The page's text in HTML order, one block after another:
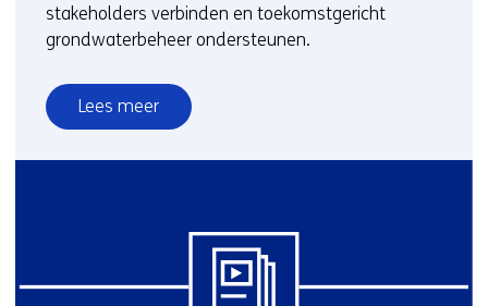
stakeholders verbinden en toekomstgericht
grondwaterbeheer ondersteunen.
Lees meer
over
Waarom